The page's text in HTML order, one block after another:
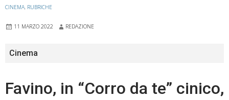
CINEMA, RUBRICHE
11 MARZO 2022 REDAZIONE
Cinema
Favino, in “Corro da te” cinico,